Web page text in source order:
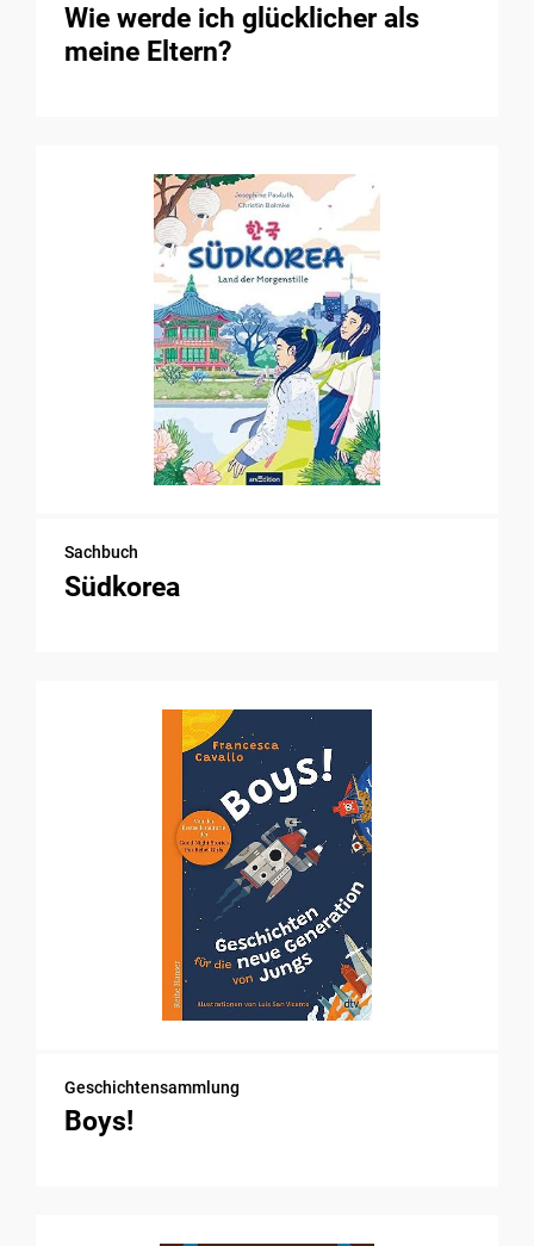
Wie werde ich glücklicher als
meine Eltern?
Sachbuch
Südkorea
Geschichtensammlung
Boys!